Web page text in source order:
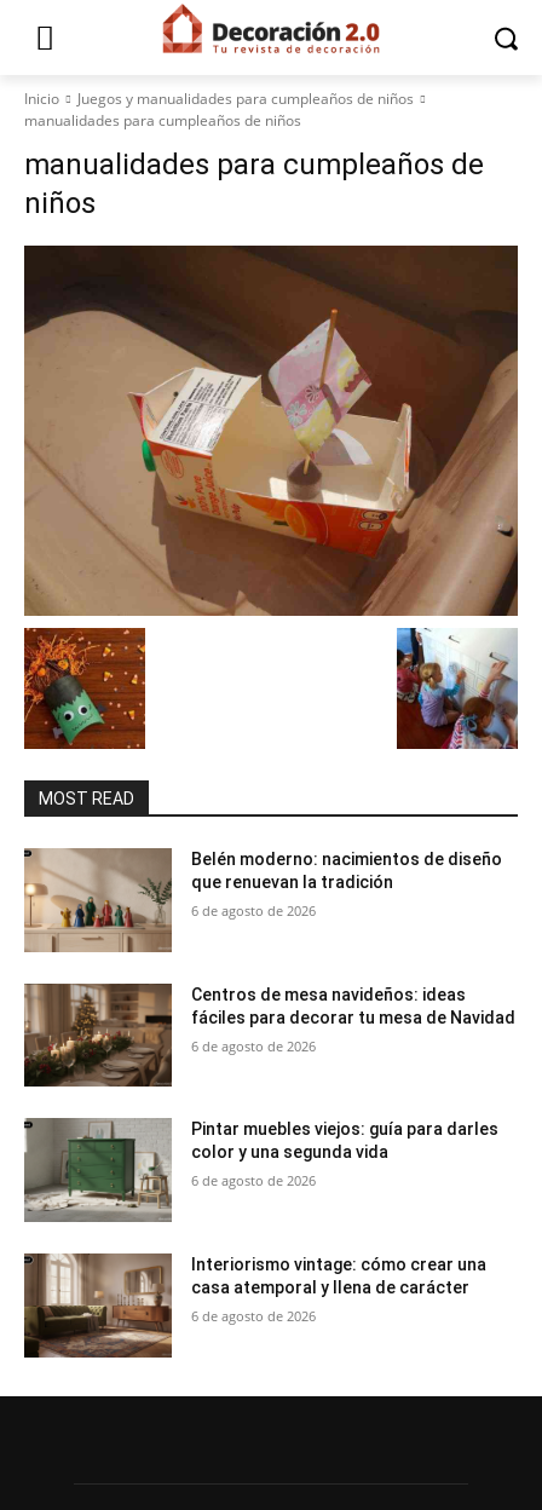
Inicio
Juegos y manualidades para cumpleaños de niños
manualidades para cumpleaños de niños
manualidades para cumpleaños de
niños
MOST READ
Belén moderno: nacimientos de diseño
que renuevan la tradición
6 de agosto de 2026
Centros de mesa navideños: ideas
fáciles para decorar tu mesa de Navidad
6 de agosto de 2026
Pintar muebles viejos: guía para darles
color y una segunda vida
6 de agosto de 2026
Interiorismo vintage: cómo crear una
casa atemporal y llena de carácter
6 de agosto de 2026